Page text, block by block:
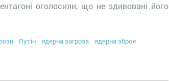
оголосили, що не здивовані його
Путін ядерна загроза ядерна зброя